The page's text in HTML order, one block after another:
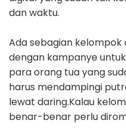
dan waktu.
Ada sebagian
dengan kampanye
para orang tua yang
harus mendampingi
lewat daring.Kalau
benar-benar perlu